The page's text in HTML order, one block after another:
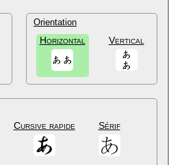
Orientation
Horizontal Vertical
Cursive rapide Sérif